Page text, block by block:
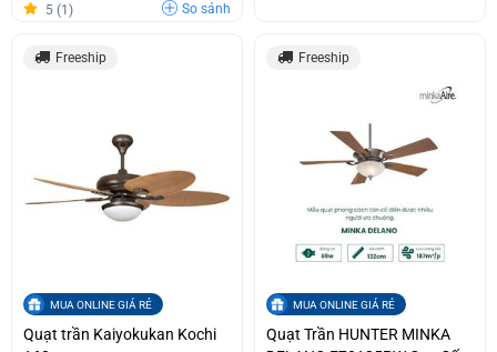
5 (1) So sánh
Freeship
MUA ONLINE GIÁ RẺ
Quạt trần Kaiyokukan Kochi
Freeship
MUA ONLINE GIÁ RẺ
Quạt Trần HUNTER MINKA